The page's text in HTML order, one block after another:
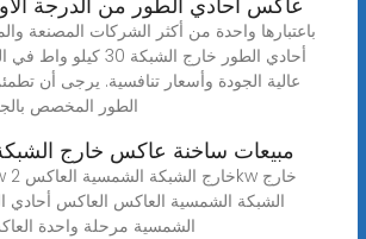
باعتبارها واحدة من أكثر الشركات المصنعة
أحادي الطور خارج
عالية الجودة وأسعار تنافسية. يرجى أن
الطور المخصص
مبيعات ساخنة عاكس خارج
الشبكة الشمسية العاكس العاكس أحادي
الشمسية مرحلة واحدة